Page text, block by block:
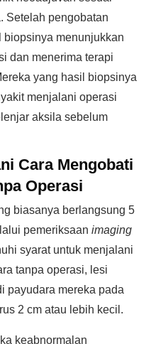
Setelah pengobatan
menunjukkan
dan menerima terapi
yang hasil biopsinya
menjalani operasi
aksila sebelum
Cara Mengobati
Operasi
biasanya berlangsung 5
pemeriksaan imaging
syarat untuk menjalani
tanpa operasi, lesi
payudara mereka pada
2 cm atau lebih kecil.
keabnormalan